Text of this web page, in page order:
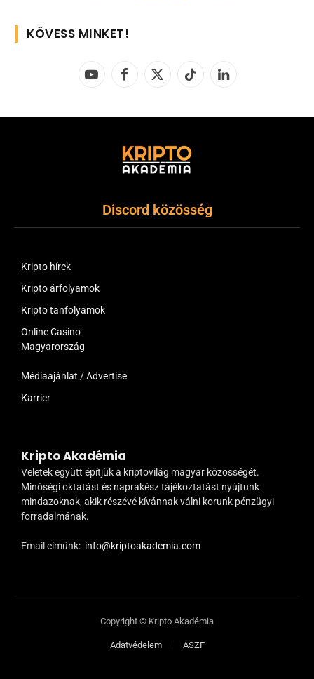
KÖVESS MINKET!
YouTubeFacebook
X
TikTok LinkedIn
Discord közösség
Kripto hírek
Kripto árfolyamok
Kripto tanfolyamok
Online Casino
Magyarország
Médiaajánlat / Advertise
Karrier
Kripto Akadémia
Veletek együtt építjük a kriptovilág magyar közösségét.
Minőségi oktatást és naprakész tájékoztatást nyújtunk
mindazoknak, akik részévé kívánnak válni korunk pénzügyi
forradalmának.
Email címünk: info@kriptoakademia.com
Copyright © Kripto Akadémia
Adatvédelem ÁSZF